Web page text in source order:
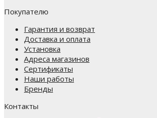
Покупателю
Гарантия и возврат
Доставка и оплата
Установка
Адреса магазинов
Сертификаты
Наши работы
Бренды
Контакты